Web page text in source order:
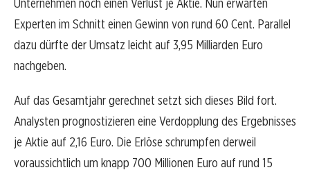
Unternehmen noch einen Verlust je Aktie. Nun erwarten
Experten im Schnitt einen Gewinn von rund 60 Cent. Parallel
dazu dürfte der Umsatz leicht auf 3,95 Milliarden Euro
nachgeben.
Auf das Gesamtjahr gerechnet setzt sich dieses Bild fort.
Analysten prognostizieren eine Verdopplung des Ergebnisses
je Aktie auf 2,16 Euro. Die Erlöse schrumpfen derweil
voraussichtlich um knapp 700 Millionen Euro auf rund 15